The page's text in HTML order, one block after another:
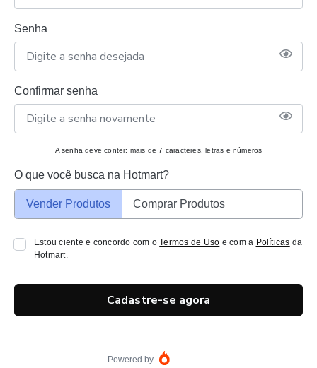
Senha
Confirmar senha
A senha deve conter: mais de 7 caracteres, letras e números
O que você busca na Hotmart?
Vender Produtos Comprar Produtos
Estou ciente e concordo com oTermos de Uso e com a Políticas da
Hotmart.
Cadastre-se agora
Powered by